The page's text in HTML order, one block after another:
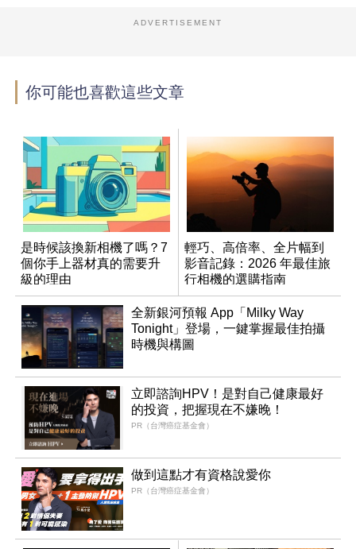
ADVERTISEMENT
你可能也喜歡這些文章
是時候該換新相機了嗎？7
個你手上器材真的需要升
級的理由
輕巧、高倍率、全片幅到
影音記錄：2026 年最佳旅
行相機的選購指南
全新銀河預報 App「Milky Way
Tonight」登場，一鍵掌握最佳拍攝
時機與構圖
立即諮詢HPV！是對自己健康最好
的投資，把握現在不嫌晚！
PR（台灣癌症基金會）
做到這點才有資格說愛你
PR（台灣癌症基金會）